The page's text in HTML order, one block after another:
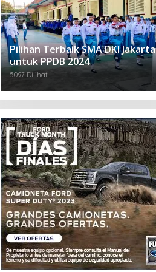
Pilihan Terbaik SMA DKI Jakarta
untuk PPDB 2024
5097 Dilihat